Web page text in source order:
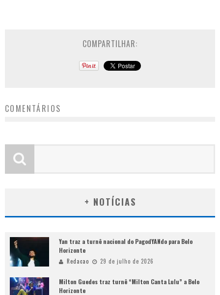
COMPARTILHAR:
COMENTÁRIOS
+ NOTÍCIAS
Yan traz a turnê nacional do PagodYANdo para Belo
Horizonte
Redacao 29 de julho de 2026
Milton Guedes traz turnê “Milton Canta Lulu” a Belo
Horizonte